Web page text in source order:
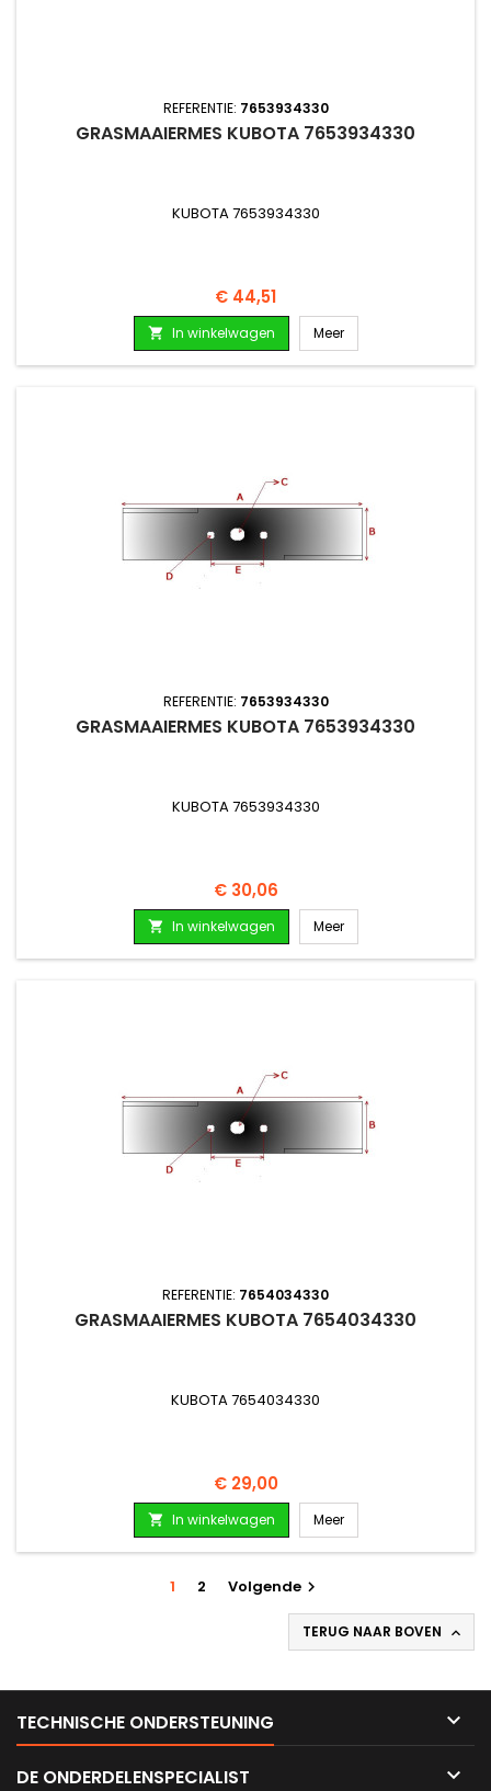
REFERENTIE: 7653934330
GRASMAAIERMES KUBOTA 7653934330
KUBOTA 7653934330
Prijs
€ 44,51
 In winkelwagen Meer
REFERENTIE: 7653934330
GRASMAAIERMES KUBOTA 7653934330
KUBOTA 7653934330
Prijs
€ 30,06
 In winkelwagen Meer
REFERENTIE: 7654034330
GRASMAAIERMES KUBOTA 7654034330
KUBOTA 7654034330
Prijs
€ 29,00
 In winkelwagen Meer
1 2 Volgende 
TERUG NAAR BOVEN 
TECHNISCHE ONDERSTEUNING 
DE ONDERDELENSPECIALIST 